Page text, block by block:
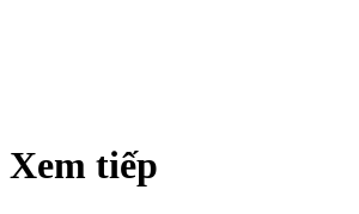
Xem tiếp